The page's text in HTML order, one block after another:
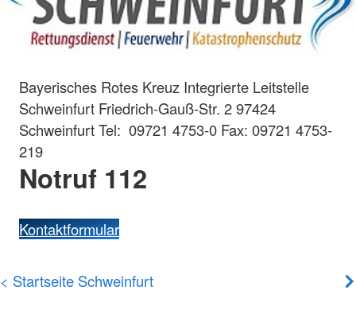
Bayerisches Rotes Kreuz Integrierte Leitstelle
Schweinfurt Friedrich-Gauß-Str. 2 97424
Schweinfurt Tel: 09721 4753-0 Fax: 09721 4753-
219
Notruf 112
Kontaktformular
< Startseite Schweinfurt